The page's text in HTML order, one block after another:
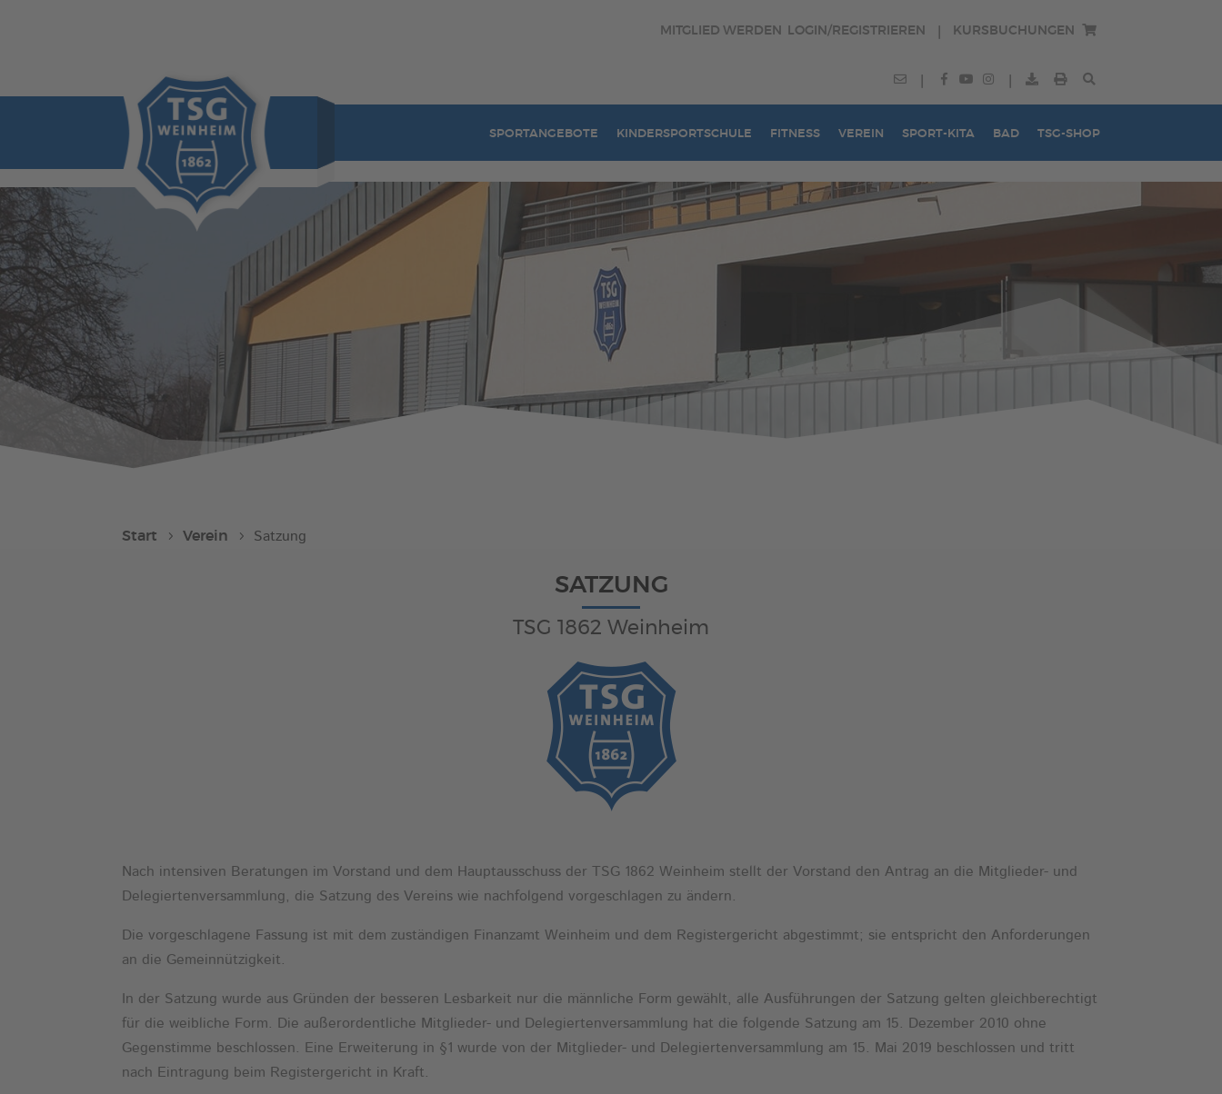
MITGLIED WERDEN LOGIN/REGISTRIEREN KURSBUCHUNGEN
SPORTANGEBOTE KINDERSPORTSCHULE FITNESS VEREIN SPORT-KITA BAD TSG-SHOP
Start Verein Satzung
SATZUNG
TSG 1862 Weinheim
Nach intensiven Beratungen im Vorstand und dem Hauptausschuss der TSG 1862 Weinheim stellt der Vorstand den Antrag an die Mitglieder- und
Delegiertenversammlung, die Satzung des Vereins wie nachfolgend vorgeschlagen zu ändern.
Die vorgeschlagene Fassung ist mit dem zuständigen Finanzamt Weinheim und dem Registergericht abgestimmt; sie entspricht den Anforderungen
an die Gemeinnützigkeit.
In der Satzung wurde aus Gründen der besseren Lesbarkeit nur die männliche Form gewählt, alle Ausführungen der Satzung gelten gleichberechtigt
für die weibliche Form. Die außerordentliche Mitglieder- und Delegiertenversammlung hat die folgende Satzung am 15. Dezember 2010 ohne
Gegenstimme beschlossen. Eine Erweiterung in §1 wurde von der Mitglieder- und Delegiertenversammlung am 15. Mai 2019 beschlossen und tritt
nach Eintragung beim Registergericht in Kraft.